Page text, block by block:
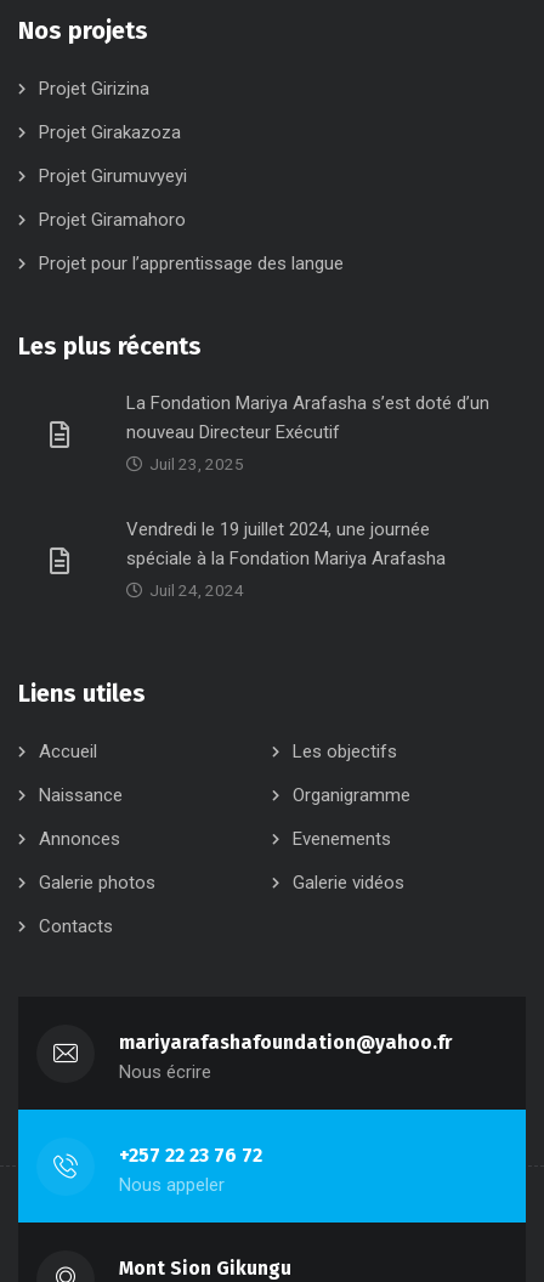
Nos projets
Projet Girizina
Projet Girakazoza
Projet Girumuvyeyi
Projet Giramahoro
Projet pour l’apprentissage des langue
Les plus récents
La Fondation Mariya Arafasha s’est doté d’un
nouveau Directeur Exécutif
Juil 23, 2025
Vendredi le 19 juillet 2024, une journée
spéciale à la Fondation Mariya Arafasha
Juil 24, 2024
Liens utiles
Accueil
Les objectifs
Naissance
Organigramme
Annonces
Evenements
Galerie photos
Galerie vidéos
Contacts
mariyarafashafoundation@yahoo.fr
Nous écrire
+257 22 23 76 72
Nous appeler
Mont Sion Gikungu